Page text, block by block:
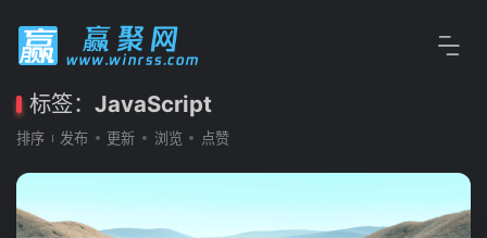
标签： JavaScript
排序 发布 更新 浏览 点赞